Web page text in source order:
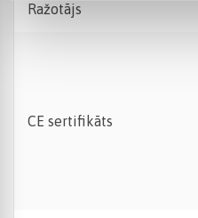
Ražotājs
CE sertifikāts